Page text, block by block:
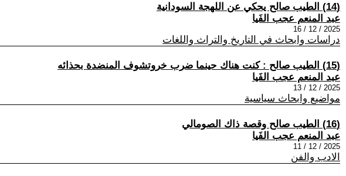
(14) الطيب صالح يحكي عن اللهجة السودانية
عبد المنعم عجب الفَيا
2025 / 12 / 16
دراسات وابحاث في التاريخ والتراث واللغات
(15) الطيب صالح : كنت هناك حينما ضرب خروتشوف المنضدة بحذائه
عبد المنعم عجب الفَيا
2025 / 12 / 13
مواضيع وابحاث سياسية
(16) الطيب صالح وقصة ذاك الصومالي
عبد المنعم عجب الفَيا
2025 / 12 / 11
الادب والفن